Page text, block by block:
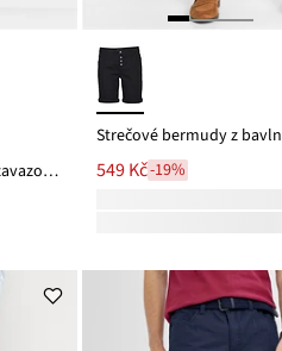
Viskózové bermudy se zavazovacím páskem 549 Kč-19%